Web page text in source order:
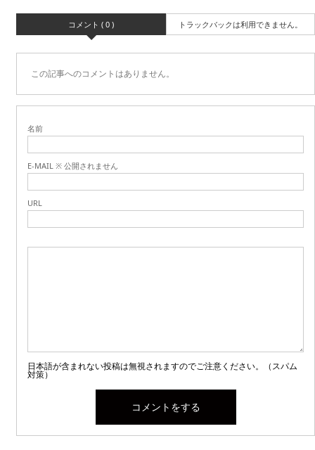
コメント ( 0 ) トラックバックは利用できません。
この記事へのコメントはありません。
名前
E-MAIL ※ 公開されません
URL
日本語が含まれない投稿は無視されますのでご注意ください。（スパム
対策）